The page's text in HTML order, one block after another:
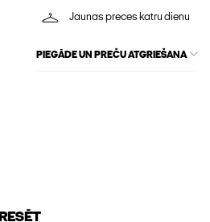
Jaunas preces katru dienu
PIEGĀDE UN PREČU ATGRIEŠANA